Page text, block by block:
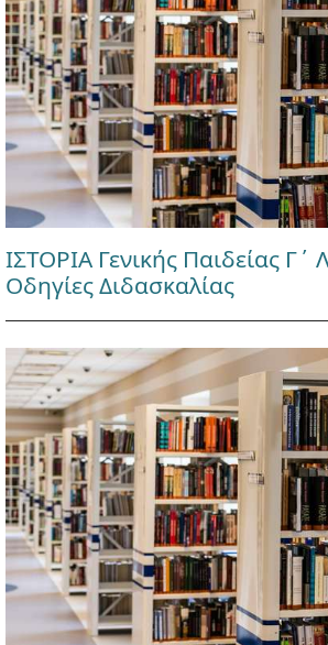
ΙΣΤΟΡΙΑ Γενικής Παιδείας Γ΄
Οδηγίες Διδασκαλίας